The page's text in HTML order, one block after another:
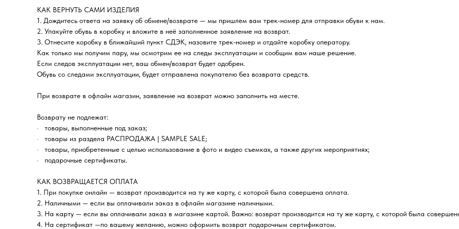
КАК ВЕРНУТЬ САМИ ИЗДЕЛИЯ
1. Дождитесь ответа на заявку об обмене/возврате — мы пришлем вам трек-номер для отправки обуви к нам.
2. Упакуйте обувь в коробку и вложите в неё заполненное заявление на возврат.
3. Отнесите коробку в ближайший пункт СДЭК, назовите трек-номер и отдайте коробку оператору.
Как только мы получим пару, мы осмотрим ее на следы эксплуатации и сообщим вам наше решение.
Если следов эксплуатации нет, ваш обмен/возврат будет одобрен.
Обувь со следами эксплуатации, будет отправлена покупателю без возврата средств.
При возврате в офлайн магазин, заявление на возврат можно заполнить на месте.
Возврату не подлежат:
· товары, выполненные под заказ;
· товары из раздела РАСПРОДАЖА | SAMPLE SALE;
· товары, приобретенные с целью использование в фото и видео съемках, а также других мероприятиях;
· подарочные сертификаты.
КАК ВОЗВРАЩАЕТСЯ ОПЛАТА
1. При покупке онлайн — возврат производится на ту же карту, с которой была совершена оплата.
2. Наличными — если вы оплачивали заказ в офлайн магазине наличными.
3. На карту — если вы оплачивали заказ в магазине картой. Важно: возврат производится на ту же карту, с которой была
4. На сертификат —по вашему желанию, можно оформить возврат подарочным сертификатом.